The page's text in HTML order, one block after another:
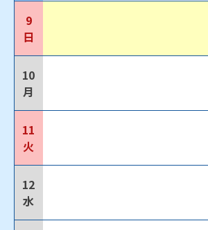
9
日
10
月
11
火
12
水